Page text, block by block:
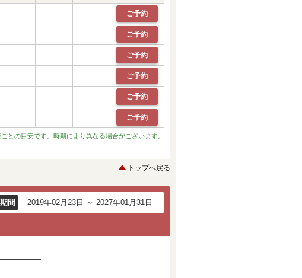
ご予約
ご予約
ご予約
ご予約
ご予約
ご予約
との目安です。時期により異なる場合がございます。
トップへ戻る
間 2019年02月23日 ～ 2027年01月31日